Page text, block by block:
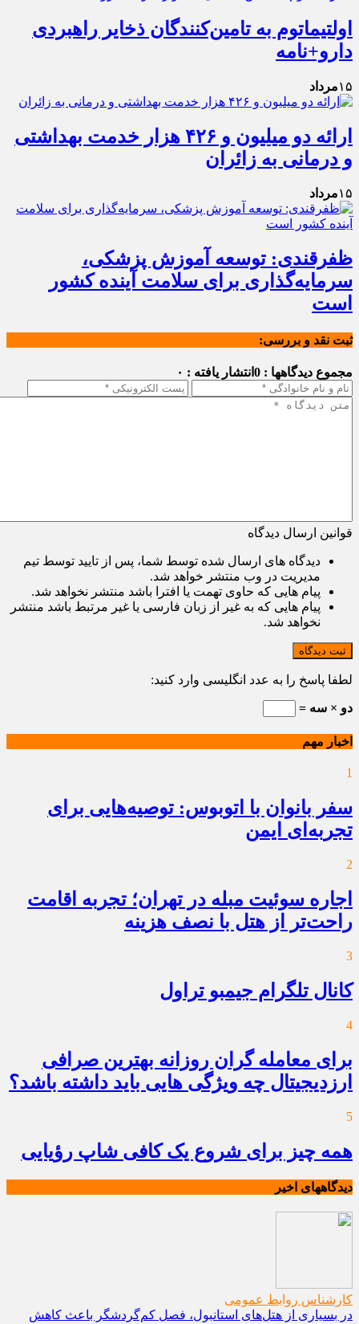
اولتیماتوم به تامین‌کنندگان ذخایر راهبردی
دارو+نامه
۱۵مرداد
ارائه دو میلیون و ۴۲۶ هزار خدمت بهداشتی
و درمانی به زائران
۱۵مرداد
ظفرقندی: توسعه آموزش پزشکی،
سرمایه‌گذاری برای سلامت آینده کشور
است
ثبت نقد و بررسی:
مجموع دیدگاهها : 0 انتشار یافته : ۰
قوانین ارسال دیدگاه
دیدگاه های ارسال شده توسط شما، پس از تایید توسط تیم
مدیریت در وب منتشر خواهد شد.
پیام هایی که حاوی تهمت یا افترا باشد منتشر نخواهد شد.
پیام هایی که به غیر از زبان فارسی یا غیر مرتبط باشد منتشر
نخواهد شد.
ثبت دیدگاه
لطفا پاسخ را به عدد انگلیسی وارد کنید:
دو × سه =
اخبار مهم
1
سفر بانوان با اتوبوس: توصیه‌هایی برای
تجربه‌ای ایمن
2
اجاره سوئیت مبله در تهران؛ تجربه اقامت
راحت‌تر از هتل با نصف هزینه
3
کانال تلگرام جیمبو تراول
4
برای معامله گران روزانه بهترین صرافی
ارزدیجیتال چه ویژگی هایی باید داشته باشد؟
5
همه چیز برای شروع یک کافی شاپ رؤیایی
دیدگاههای اخیر
کارشناس روابط عمومی
در بسیاری از هتل‌های استانبول، فصل کم‌گردشگر باعث کاهش